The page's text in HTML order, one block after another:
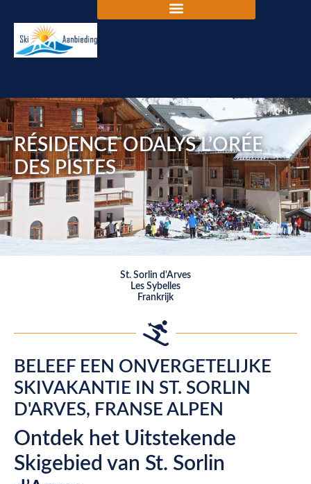
RÉSIDENCE ODALYS L’ORÉE
DES PISTES
St. Sorlin d'Arves
Les Sybelles
Frankrijk
BELEEF EEN ONVERGETELIJKE
SKIVAKANTIE IN ST. SORLIN
D'ARVES, FRANSE ALPEN
Ontdek het Uitstekende
Skigebied van St. Sorlin